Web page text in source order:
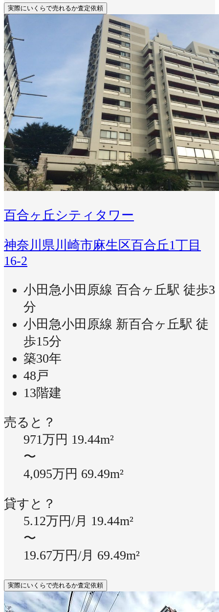
実際にいくらで売れるか査定依頼
百合ヶ丘シティタワー
神奈川県川崎市麻生区百合丘1丁目
16-2
小田急小田原線 百合ヶ丘駅 徒歩3
分
小田急小田原線 新百合ヶ丘駅 徒
歩15分
築30年
48戸
13階建
売ると？
971万円 19.44m²
〜
4,095万円 69.49m²
貸すと？
5.12万円/月 19.44m²
〜
19.67万円/月 69.49m²
実際にいくらで売れるか査定依頼